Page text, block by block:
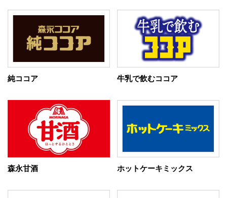
純ココア 牛乳で飲むココア
森永甘酒 ホットケーキミックス